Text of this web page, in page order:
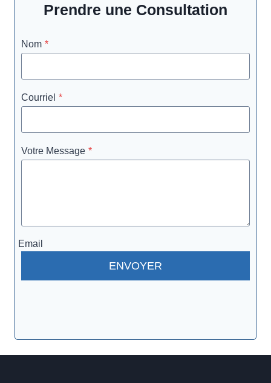
Prendre une Consultation
Nom *
Courriel *
Votre Message *
Email
ENVOYER